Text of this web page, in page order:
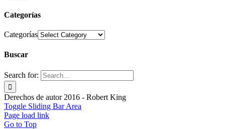
Categorías
Categorías
Buscar
Search for:
Derechos de autor 2016 - Robert King
Toggle Sliding Bar Area
Page load link
Go to Top